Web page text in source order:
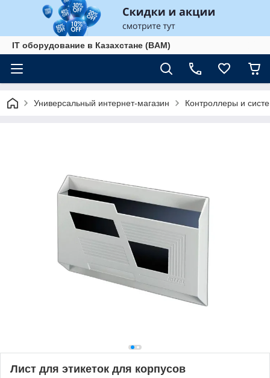
IT оборудование в Казахстане (BAM)
Универсальный интернет-магазин Контроллеры и
Лист для этикеток для корпусов